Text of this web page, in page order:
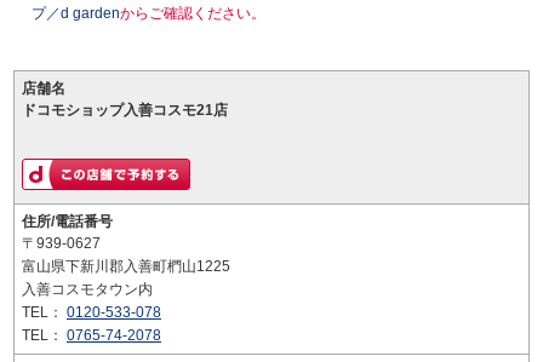
プ／d gardenからご確認ください。
店舗名
ドコモショップ入善コスモ21店
住所/電話番号
〒939-0627
富山県下新川郡入善町椚山1225
入善コスモタウン内
TEL： 0120-533-078
TEL： 0765-74-2078